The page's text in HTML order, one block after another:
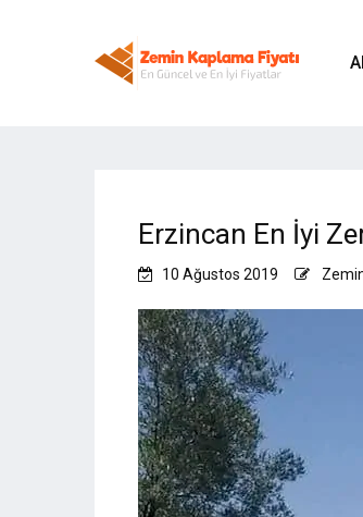
Erzincan En İyi
10 Ağustos 2019